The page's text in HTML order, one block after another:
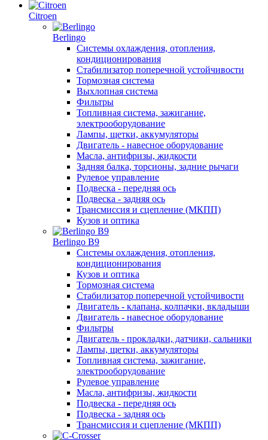
Citroen
Berlingo
Системы охлаждения, отопления,
кондиционирования
Стабилизатор поперечной устойчивости
Тормозная система
Выхлопная система
Фильтры
Топливная система, зажигание,
электрооборудование
Лампы, щетки, аккумуляторы
Двигатель - навесное оборудование
Масла, антифризы, жидкости
Задняя балка, торсионы, задние рычаги
Рулевое управление
Подвеска - передняя ось
Подвеска - задняя ось
Трансмиссия и сцепление (МКПП)
Кузов и оптика
Berlingo B9
Системы охлаждения, отопления,
кондиционирования
Кузов и оптика
Тормозная система
Стабилизатор поперечной устойчивости
Двигатель - клапана, колпачки, вкладыши
Двигатель - навесное оборудование
Фильтры
Двигатель - прокладки, датчики, сальники
Лампы, щетки, аккумуляторы
Топливная система, зажигание,
электрооборудование
Рулевое управление
Масла, антифризы, жидкости
Подвеска - передняя ось
Подвеска - задняя ось
Трансмиссия и сцепление (МКПП)